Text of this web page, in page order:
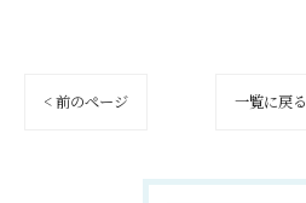
< 前のページ 一覧に戻る